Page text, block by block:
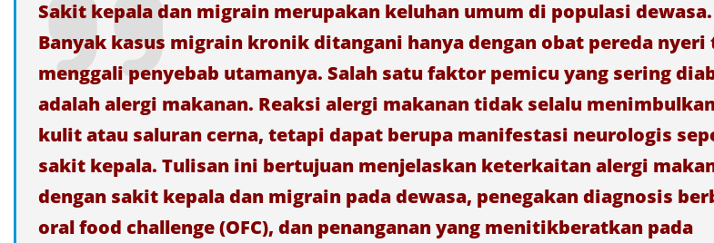
Sakit kepala dan migrain merupakan keluhan umum di populasi dewasa.
Banyak kasus migrain kronik ditangani hanya dengan obat pereda nyeri
menggali penyebab utamanya. Salah satu faktor pemicu yang sering
adalah alergi makanan. Reaksi alergi makanan tidak selalu
kulit atau saluran cerna, tetapi dapat berupa manifestasi neurologis
sakit kepala. Tulisan ini bertujuan menjelaskan keterkaitan alergi
dengan sakit kepala dan migrain pada dewasa, penegakan diagnosis
oral food challenge (OFC), dan penanganan yang menitikberatkan pada